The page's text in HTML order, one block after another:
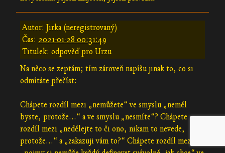
Autor: Jirka (neregistrovaný)
Čas: 2021-01-28 00:31:49
Titulek: odpověď pro Urzu
Na něco se zeptám; tím zároveň napíšu jinak to, co si
odmítáte přečíst:
Chápete rozdíl mezi „nemůžete“ ve smyslu „neměl
byste, protože...“ a ve smyslu „nesmíte“? Chápete
rozdíl mezi „nedělejte to či ono, nikam to nevede,
protože...“ a „zakazuji vám to?“ Chápete rozdíl mezi